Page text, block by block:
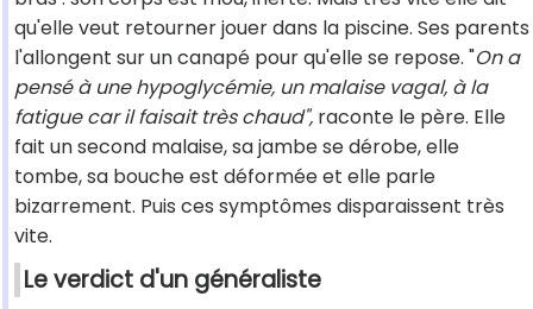
qu'elle veut retourner jouer dans la piscine. Ses parents
l'allongent sur un canapé pour qu'elle se repose. "On a
pensé à une hypoglycémie, un malaise vagal, à la
fatigue car il faisait très chaud", raconte le père. Elle
fait un second malaise, sa jambe se dérobe, elle
tombe, sa bouche est déformée et elle parle
bizarrement. Puis ces symptômes disparaissent très
vite.
Le verdict d'un généraliste